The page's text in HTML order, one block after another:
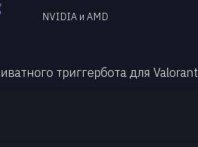
NVIDIA и AMD
триггербота для Valorant